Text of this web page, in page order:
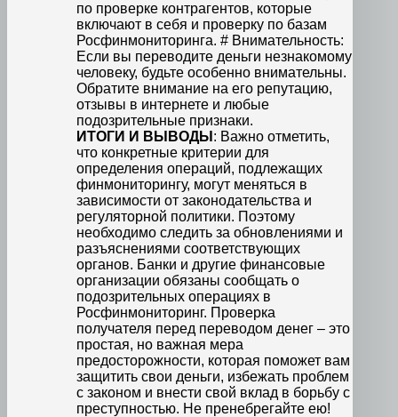
по проверке контрагентов, которые
включают в себя и проверку по базам
Росфинмониторинга. # Внимательность:
Если вы переводите деньги незнакомому
человеку, будьте особенно внимательны.
Обратите внимание на его репутацию,
отзывы в интернете и любые
подозрительные признаки.
ИТОГИ И ВЫВОДЫ : Важно отметить,
что конкретные критерии для
определения операций, подлежащих
финмониторингу, могут меняться в
зависимости от законодательства и
регуляторной политики. Поэтому
необходимо следить за обновлениями и
разъяснениями соответствующих
органов. Банки и другие финансовые
организации обязаны сообщать о
подозрительных операциях в
Росфинмониторинг. Проверка
получателя перед переводом денег – это
простая, но важная мера
предосторожности, которая поможет вам
защитить свои деньги, избежать проблем
с законом и внести свой вклад в борьбу с
преступностью. Не пренебрегайте ею!